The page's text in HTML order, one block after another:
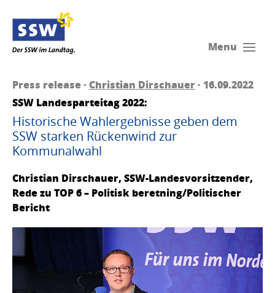
Menu
Press release · Christian Dirschauer· 16.09.2022
SSW Landesparteitag 2022:
Historische Wahlergebnisse geben dem
SSW starken Rückenwind zur
Kommunalwahl
Christian Dirschauer, SSW-Landesvorsitzender,
Rede zu TOP 6 – Politisk beretning/Politischer
Bericht